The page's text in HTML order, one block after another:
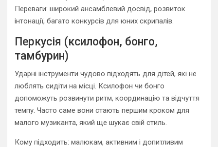
Переваги: широкий ансамблевий досвід, розвиток
інтонації, багато конкурсів для юних скрипалів.
Перкусія (ксилофон, бонго,
тамбурин)
Ударні інструменти чудово підходять для дітей, які не
люблять сидіти на місці. Ксилофон чи бонго
допоможуть розвинути ритм, координацію та відчуття
темпу. Часто саме вони стають першим кроком для
малого музиканта, який ще шукає свій стиль.
Кому підходить: малюкам, активним і допитливим